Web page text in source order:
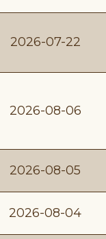
2026-07-22
2026-08-06
2026-08-05
2026-08-04